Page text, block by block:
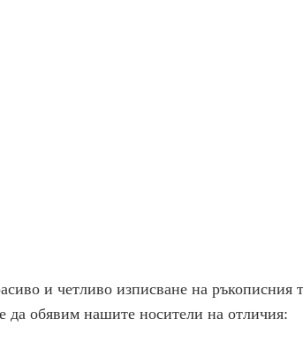
и четливо изписване на ръкописния
да обявим нашите носители на отличия: